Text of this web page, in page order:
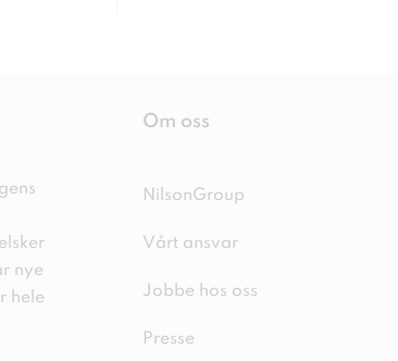
nye
hele
Om oss
NilsonGroup
Vårt ansvar
Jobbe hos oss
Presse